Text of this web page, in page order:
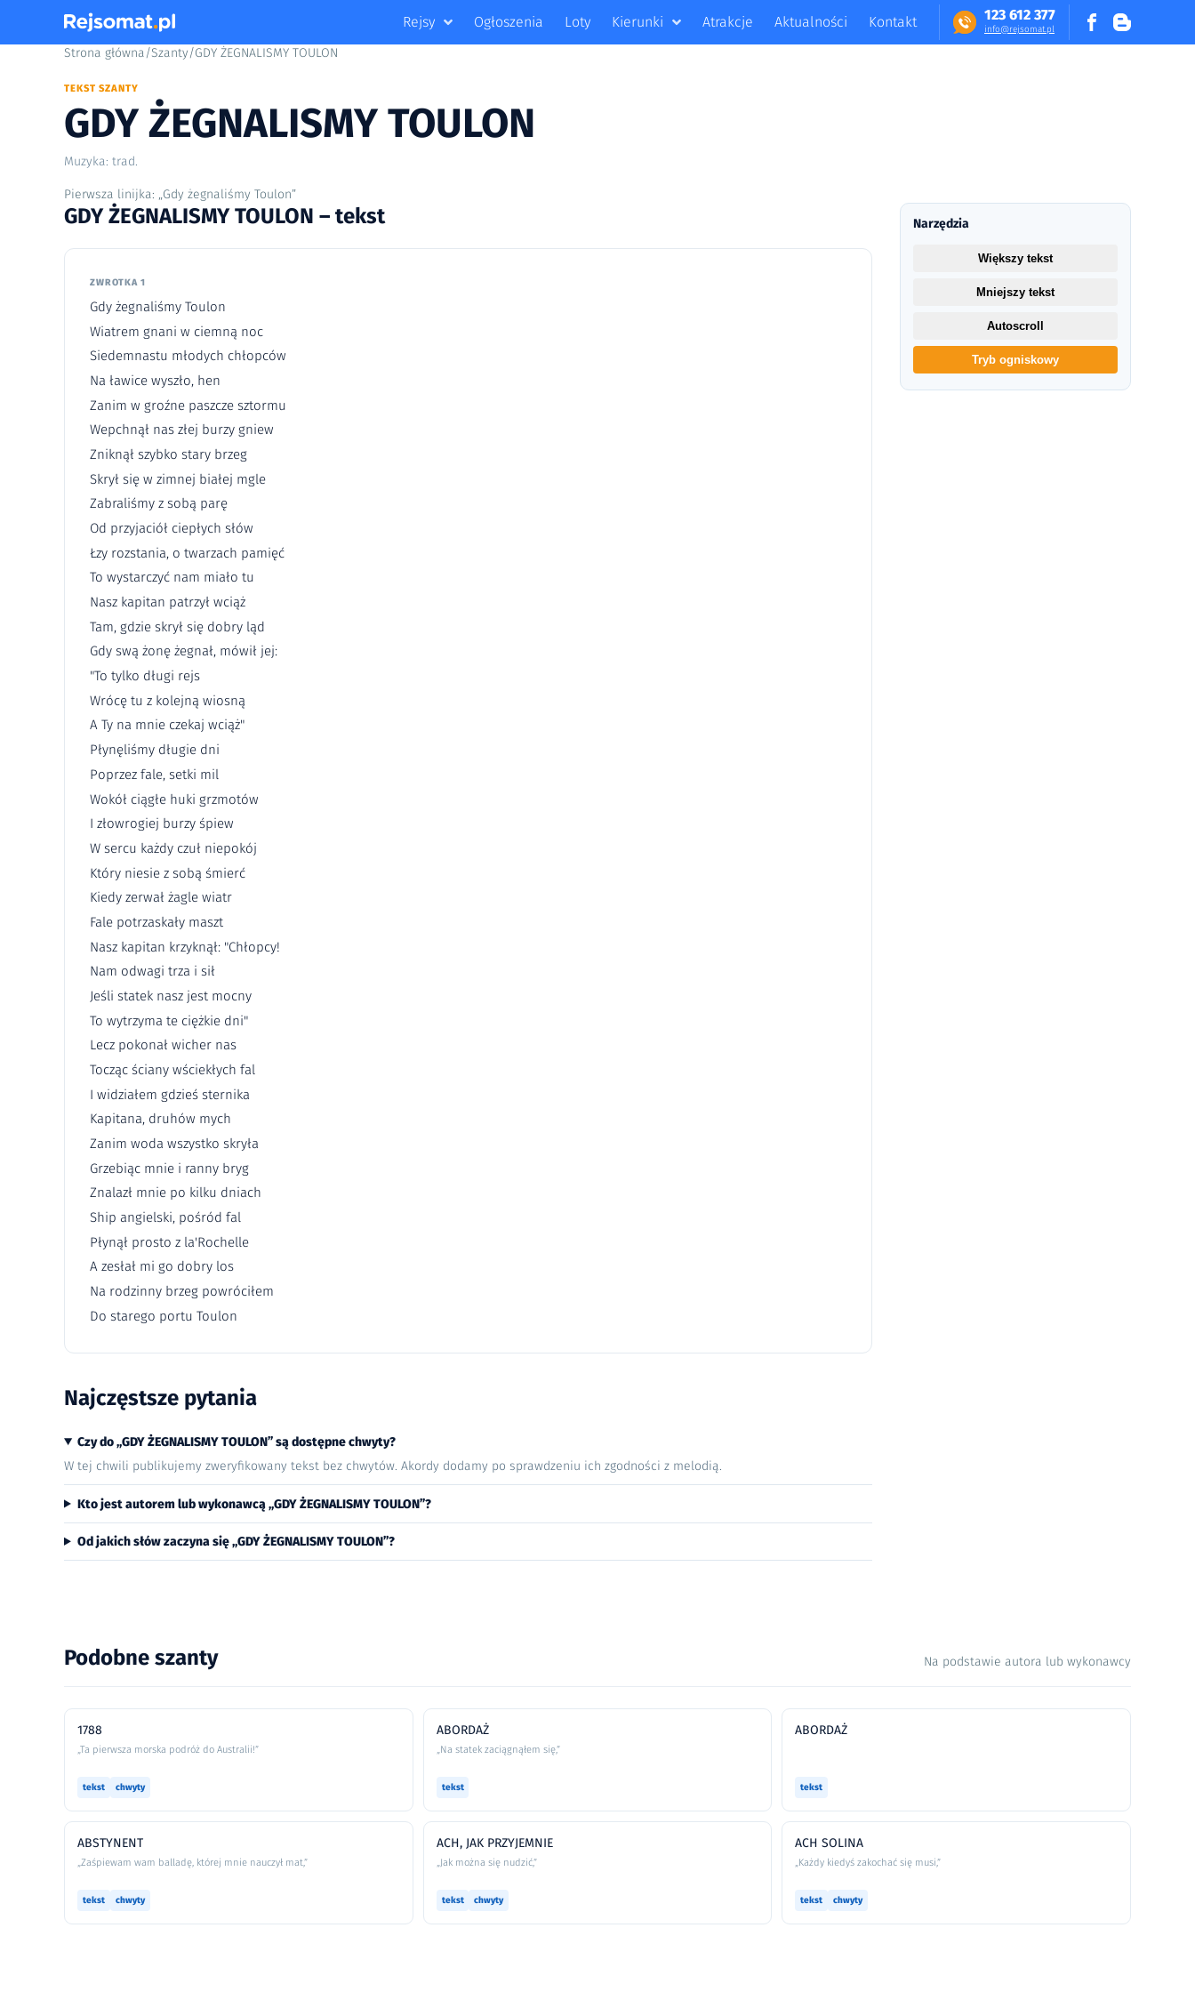
123 612 377
in​fo​@​​rej​somat​.​pl
Rejsy Ogłoszenia Loty Kierunki Atrakcje Aktualności Kontakt
Strona główna/Szanty/GDY ŻEGNALISMY TOULON
TEKST SZANTY
GDY ŻEGNALISMY TOULON
Muzyka: trad.
Pierwsza linijka: „Gdy żegnaliśmy Toulon”
GDY ŻEGNALISMY TOULON – tekst
ZWROTKA 1
Gdy żegnaliśmy Toulon
Wiatrem gnani w ciemną noc
Siedemnastu młodych chłopców
Na ławice wyszło, hen
Zanim w groźne paszcze sztormu
Wepchnął nas złej burzy gniew
Zniknął szybko stary brzeg
Skrył się w zimnej białej mgle
Zabraliśmy z sobą parę
Od przyjaciół ciepłych słów
Łzy rozstania, o twarzach pamięć
To wystarczyć nam miało tu
Nasz kapitan patrzył wciąż
Tam, gdzie skrył się dobry ląd
Gdy swą żonę żegnał, mówił jej:
"To tylko długi rejs
Wrócę tu z kolejną wiosną
A Ty na mnie czekaj wciąż"
Płynęliśmy długie dni
Poprzez fale, setki mil
Wokół ciągłe huki grzmotów
I złowrogiej burzy śpiew
W sercu każdy czuł niepokój
Który niesie z sobą śmierć
Kiedy zerwał żagle wiatr
Fale potrzaskały maszt
Nasz kapitan krzyknął: "Chłopcy!
Nam odwagi trza i sił
Jeśli statek nasz jest mocny
To wytrzyma te ciężkie dni"
Lecz pokonał wicher nas
Tocząc ściany wściekłych fal
I widziałem gdzieś sternika
Kapitana, druhów mych
Zanim woda wszystko skryła
Grzebiąc mnie i ranny bryg
Znalazł mnie po kilku dniach
Ship angielski, pośród fal
Płynął prosto z la'Rochelle
A zesłał mi go dobry los
Na rodzinny brzeg powróciłem
Do starego portu Toulon
Najczęstsze pytania
Czy do „GDY ŻEGNALISMY TOULON” są dostępne chwyty?
W tej chwili publikujemy zweryfikowany tekst bez chwytów. Akordy dodamy po sprawdzeniu ich zgodności z melodią.
Kto jest autorem lub wykonawcą „GDY ŻEGNALISMY TOULON”?
Od jakich słów zaczyna się „GDY ŻEGNALISMY TOULON”?
Narzędzia
Większy tekst
Mniejszy tekst
Autoscroll
Tryb ogniskowy
Podobne szanty Na podstawie autora lub wykonawcy
1788
„Ta pierwsza morska podróż do Australii!”
tekst chwyty
ABORDAŻ
„Na statek zaciągnąłem się,”
tekst
ABORDAŻ
tekst
ABSTYNENT
„Zaśpiewam wam balladę, której mnie nauczył mat,”
tekst chwyty
ACH, JAK PRZYJEMNIE
„Jak można się nudzić,”
tekst chwyty
ACH SOLINA
„Każdy kiedyś zakochać się musi,”
tekst chwyty